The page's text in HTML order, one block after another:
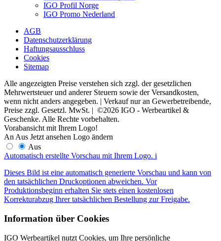
IGO Profil Norge
IGO Promo Nederland
AGB
Datenschutzerklärung
Haftungsausschluss
Cookies
Sitemap
Alle angezeigten Preise verstehen sich zzgl. der gesetzlichen
Mehrwertsteuer und anderer Steuern sowie der Versandkosten,
wenn nicht anders angegeben. | Verkauf nur an Gewerbetreibende,
Preise zzgl. Gesetzl. MwSt. | ©2026 IGO - Werbeartikel &
Geschenke. Alle Rechte vorbehalten.
Vorabansicht mit Ihrem Logo!
An Aus Jetzt ansehen Logo ändern
Aus
Automatisch erstellte Vorschau mit Ihrem Logo. i
Dieses Bild ist eine automatisch generierte Vorschau und kann von
den tatsächlichen Druckoptionen abweichen. Vor
Produktionsbeginn erhalten Sie stets einen kostenlosen
Korrekturabzug Ihrer tatsächlichen Bestellung zur Freigabe.
Information über Cookies
IGO Werbeartikel nutzt Cookies, um Ihre persönliche